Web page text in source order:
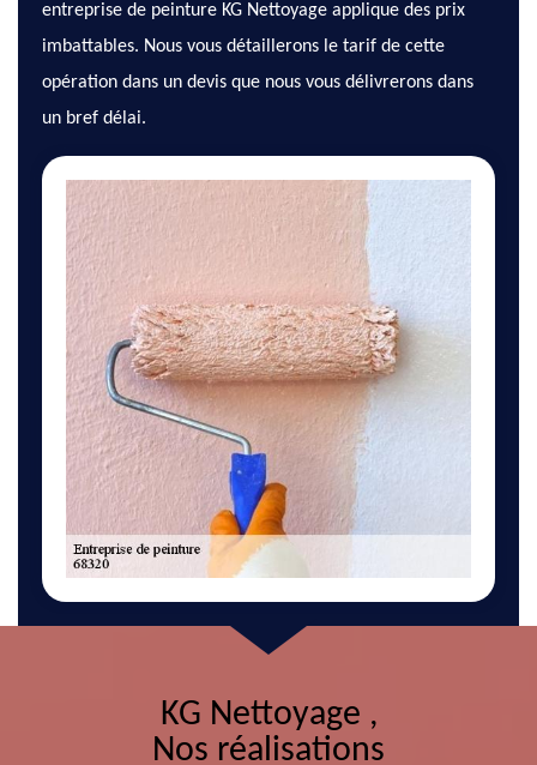
entreprise de peinture KG Nettoyage applique des prix
imbattables. Nous vous détaillerons le tarif de cette
opération dans un devis que nous vous délivrerons dans
un bref délai.
KG Nettoyage ,
Nos réalisations